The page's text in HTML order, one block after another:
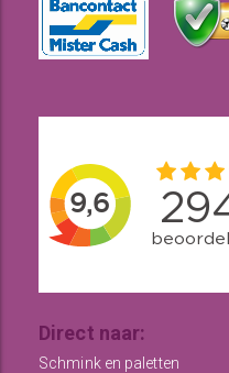
Direct naar:
Schmink en paletten